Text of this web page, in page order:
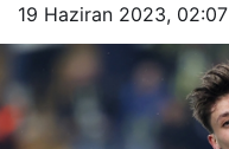
19 Haziran 2023, 02:07